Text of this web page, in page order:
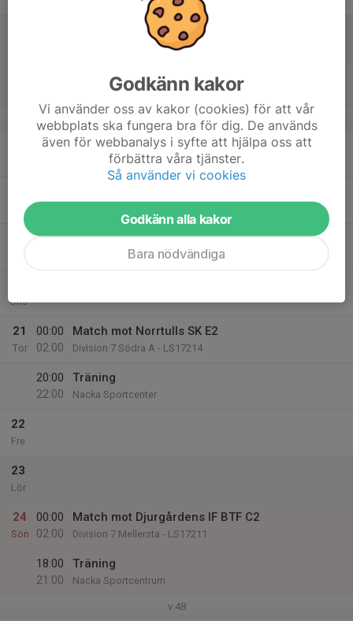
Träning
Nacka Sportcentrum
v.47
00:00
Match mot Solna BTK C1
Division 7 Södra A - LS17214
Tis
19:00
Träning
Nacka Sportcenter
Ons
21
Tor
00:00
02:00
Match mot Norrtulls SK E2
Division 7 Södra A - LS17214
20:00
22:00
Träning
Nacka Sportcenter
22
Fre
23
Lör
24
Sön
00:00
02:00
Match mot Djurgårdens IF BTF C2
Division 7 Mellersta - LS17211
18:00
21:00
Träning
Nacka Sportcentrum
v.48
Godkänn kakor
Vi använder oss av kakor (cookies) för att vår
webbplats ska fungera bra för dig. De används
även för webbanalys i syfte att hjälpa oss att
förbättra våra tjänster.
Så använder vi cookies
Godkänn alla kakor
Bara nödvändiga